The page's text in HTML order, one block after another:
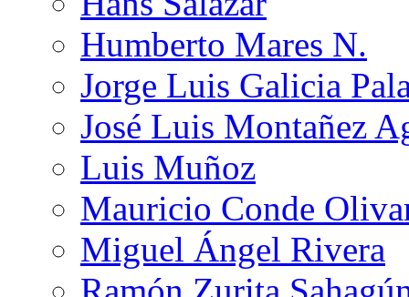
Humberto Mares N.
Jorge Luis Galicia
José Luis Montañez
Luis Muñoz
Mauricio Conde
Miguel Ángel Rivera